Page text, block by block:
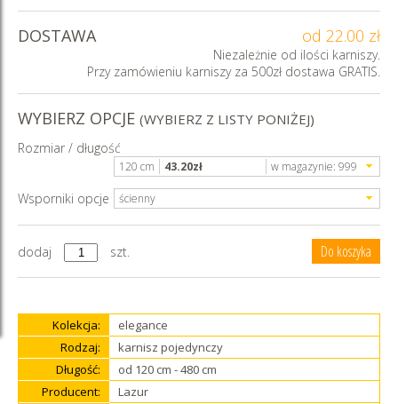
DOSTAWA od 22.00 zł
Niezależnie od ilości karniszy.
Przy zamówieniu karniszy za 500zł dostawa GRATIS.
WYBIERZ OPCJE (WYBIERZ Z LISTY PONIŻEJ)
Rozmiar / długość
120 cm 43.20zł w magazynie: 999
Wsporniki opcje ścienny
dodaj szt.
Kolekcja:
elegance
Rodzaj:
karnisz pojedynczy
Długość:
od 120 cm - 480 cm
Producent:
Lazur